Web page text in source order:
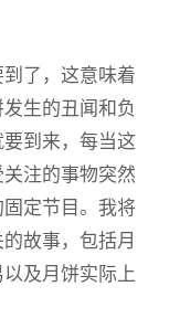
了，这意味着
生的丑闻和负
到来，每当这
注的事物突然
定节目。我将
故事，包括月
及月饼实际上